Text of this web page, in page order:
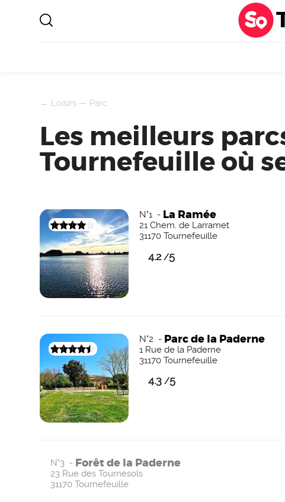
← Loisirs — Parc
Les meilleurs
Tournefeuille où
N°1 - La Ramée
21 Chem. de Larramet
31170 Tournefeuille
4.2/5
N°2 - Parc de la Paderne
1 Rue de la Paderne
31170 Tournefeuille
4.3 /5
N°3 - Forêt de la Paderne
23 Rue des Tournesols
31170 Tournefeuille